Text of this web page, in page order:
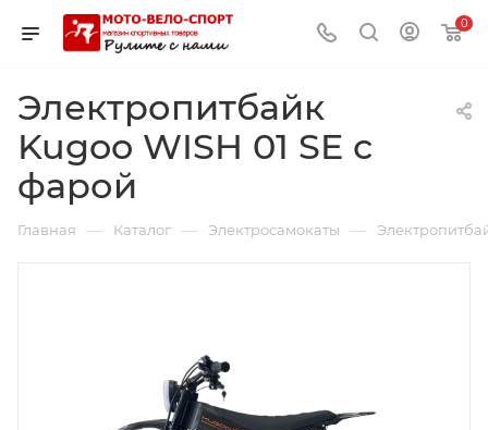
0
Электропитбайк
Kugoo WISH 01 SE с
фарой
Главная — Каталог — Электросамокаты —